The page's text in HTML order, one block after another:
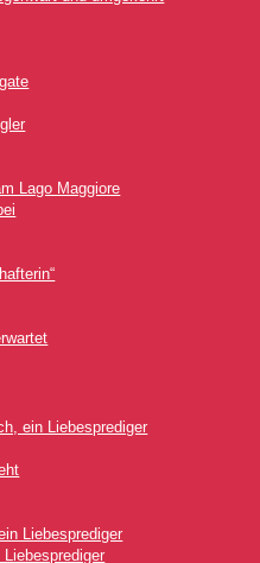
Lago Maggiore
ein Liebesprediger
Liebesprediger